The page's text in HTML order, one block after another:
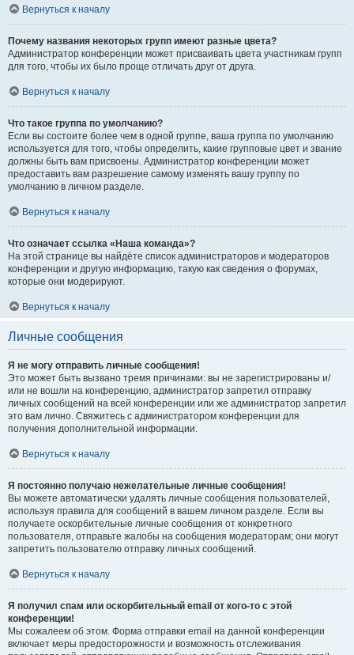
Вернуться к началу
Почему названия некоторых групп имеют разные цвета?
Администратор конференции может присваивать цвета участникам групп
для того, чтобы их было проще отличать друг от друга.
Вернуться к началу
Что такое группа по умолчанию?
Если вы состоите более чем в одной группе, ваша группа по умолчанию
используется для того, чтобы определить, какие групповые цвет и звание
должны быть вам присвоены. Администратор конференции может
предоставить вам разрешение самому изменять вашу группу по
умолчанию в личном разделе.
Вернуться к началу
Что означает ссылка «Наша команда»?
На этой странице вы найдёте список администраторов и модераторов
конференции и другую информацию, такую как сведения о форумах,
которые они модерируют.
Вернуться к началу
Личные сообщения
Я не могу отправить личные сообщения!
Это может быть вызвано тремя причинами: вы не зарегистрированы и/
или не вошли на конференцию, администратор запретил отправку
личных сообщений на всей конференции или же администратор запретил
это вам лично. Свяжитесь с администратором конференции для
получения дополнительной информации.
Вернуться к началу
Я постоянно получаю нежелательные личные сообщения!
Вы можете автоматически удалять личные сообщения пользователей,
используя правила для сообщений в вашем личном разделе. Если вы
получаете оскорбительные личные сообщения от конкретного
пользователя, отправьте жалобы на сообщения модераторам; они могут
запретить пользователю отправку личных сообщений.
Вернуться к началу
Я получил спам или оскорбительный email от кого-то с этой
конференции!
Мы сожалеем об этом. Форма отправки email на данной конференции
включает меры предосторожности и возможность отслеживания